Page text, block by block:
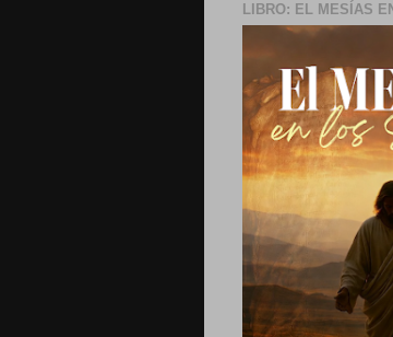
LIBRO: EL MESÍAS